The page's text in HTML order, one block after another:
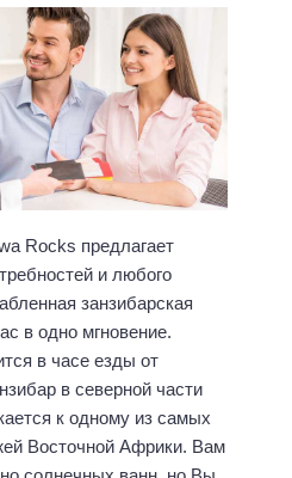
Rocks предлагает
и любого
занзибарская
в одно мгновение.
в часе езды от
в северной части
к одному из самых
Восточной Африки. Вам